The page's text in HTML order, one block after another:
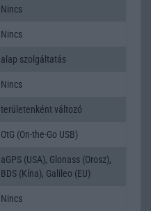
Nincs
Nincs
alap szolgáltatás
Nincs
területenként változó
OtG (On-the-Go USB)
aGPS (USA), Glonass (Orosz),
BDS (Kína), Galileo (EU)
Nincs